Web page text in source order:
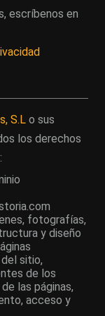
escríbenos en
S.L o sus
los derechos
fotografías,
y diseño
sitio,
de los
las páginas,
acceso y